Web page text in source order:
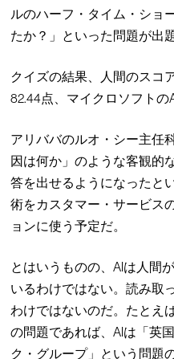
ルのハーフ・タイム・ショ
たか？」といった問題が出
クイズの結果、人間のスコ
82.44点、マイクロソフトの
アリババのルオ・シー主任
因は何か」のような客観的
答を出せるようになったと
術をカスタマー・サービス
ョンに使う予定だ。
とはいうものの、AIは人間
いるわけではない。読み取
わけではないのだ。たとえ
の問題であれば、AIは「英
ク・グループ」という問題